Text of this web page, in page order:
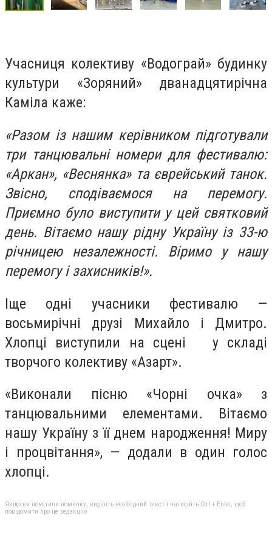
Учасниця колективу «Водограй» будинку
культури «Зоряний» дванадцятирічна
Каміла каже:
«Разом із нашим керівником підготували
три танцювальні номери для фестивалю:
«Аркан», «Веснянка» та єврейський танок.
Звісно, сподіваємося на перемогу.
Приємно було виступити у цей святковий
день. Вітаємо нашу рідну Україну із 33-ю
річницею незалежності. Віримо у нашу
перемогу і захисників!».
Іще одні учасники фестивалю —
восьмирічні друзі Михайло і Дмитро.
Хлопці виступили на сцені у складі
творчого колективу «Азарт».
«Виконали пісню «Чорні очка» з
танцювальними елементами. Вітаємо
нашу Україну з її днем народження! Миру
і процвітання», — додали в один голос
хлопці.
Якщо ви помітили помилку, виділіть необхідний текст і натисніть Ctrl + Enter, щоб
повідомити про це редакцію